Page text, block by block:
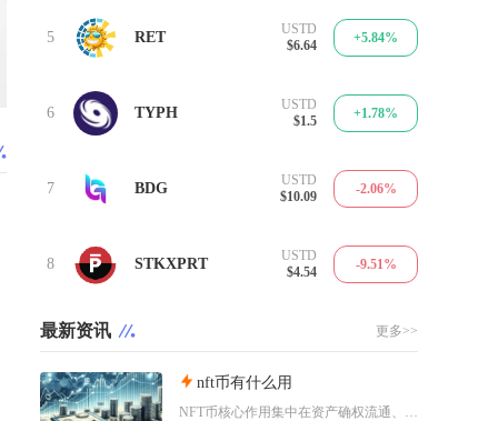
5 RET
USTD
$6.64
+5.84%
6 TYPH
USTD
$1.5
+1.78%
7 BDG
USTD
$10.09
-2.06%
8 STKXPRT
USTD
$4.54
-9.51%
最新资讯 更多>>
nft币有什么用
NFT币核心作用集中在资产确权流通、生态权益兑现、金融抵押套利、身份凭证认证四大方向，既是